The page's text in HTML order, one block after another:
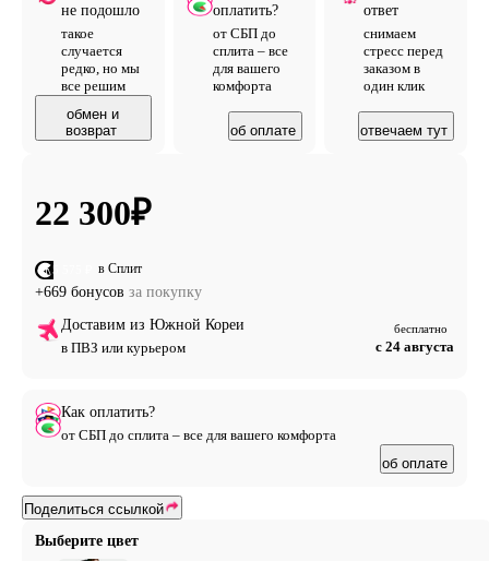
не подошло
такое
случается
редко, но мы
все решим
обмен и
возврат
оплатить?
от СБП до
сплита – все
для вашего
комфорта
об оплате
ответ
снимаем
стресс перед
заказом в
один клик
отвечаем тут
Выберите цвет
22 300₽
от 5 575 ₽ в Сплит
+669 бонусов за покупку
Доставим из Южной Кореи
в ПВЗ или курьером
бесплатно
с 24 августа
Как оплатить?
от СБП до сплита – все для вашего комфорта
об оплате
Поделиться ссылкой